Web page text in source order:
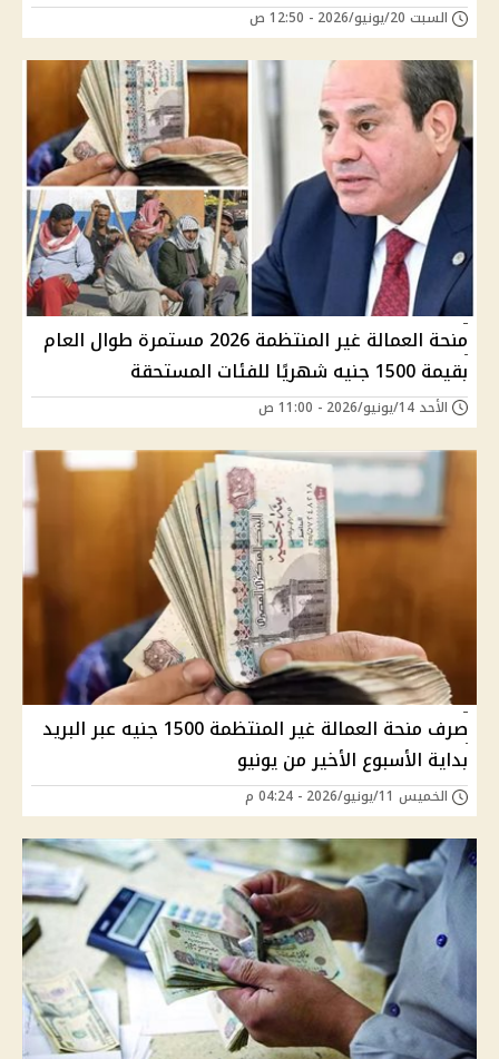
السبت 20/يونيو/2026 - 12:50 ص
منحة العمالة غير المنتظمة 2026 مستمرة طوال العام
بقيمة 1500 جنيه شهريًا للفئات المستحقة
الأحد 14/يونيو/2026 - 11:00 ص
صرف منحة العمالة غير المنتظمة 1500 جنيه عبر البريد
بداية الأسبوع الأخير من يونيو
الخميس 11/يونيو/2026 - 04:24 م